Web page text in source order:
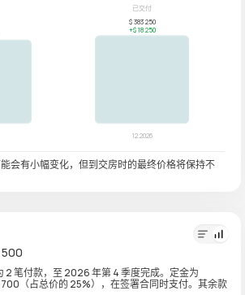
会有小幅变化，但到交房时的最终价格将保持不
500
2 笔付款，至 2026 年第 4 季度完成。定金为
（占总价的 25%），在签署合同时支付。其余款